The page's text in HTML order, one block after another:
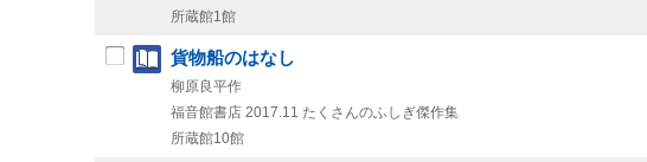
所蔵館1館
貨物船のはなし
柳原良平作
福音館書店 2017.11 たくさんのふしぎ傑作集
所蔵館10館